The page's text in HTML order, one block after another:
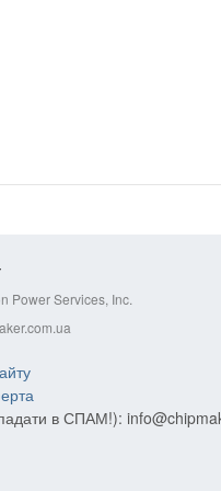
Power Services, Inc.
в СПАМ!):